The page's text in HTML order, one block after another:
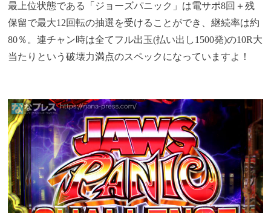
最上位状態である「ジョーズパニック」は電サポ8回＋残
保留で最大12回転の抽選を受けることができ、継続率は約
80％。連チャン時は全てフル出玉(払い出し1500発)の10R大
当たりという破壊力満点のスペックになっていますよ！